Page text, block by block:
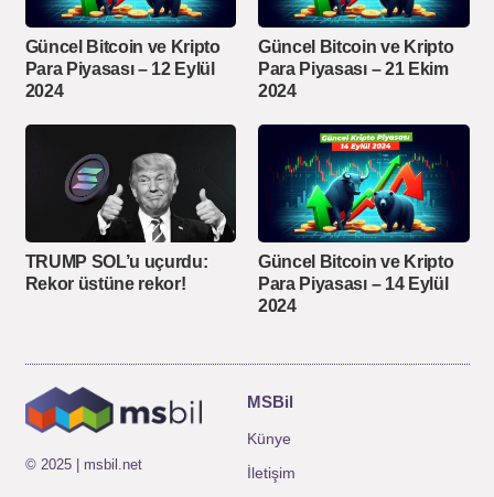
Güncel Bitcoin ve Kripto
Para Piyasası – 12 Eylül
2024
Güncel Bitcoin ve Kripto
Para Piyasası – 21 Ekim
2024
TRUMP SOL’u uçurdu:
Rekor üstüne rekor!
Güncel Bitcoin ve Kripto
Para Piyasası – 14 Eylül
2024
© 2025 | msbil.net
MSBil
Künye
İletişim